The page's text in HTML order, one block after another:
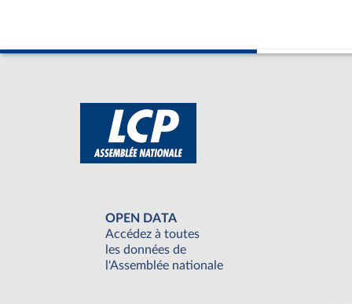
OPEN DATA
Accédez à toutes
les données de
l'Assemblée nationale